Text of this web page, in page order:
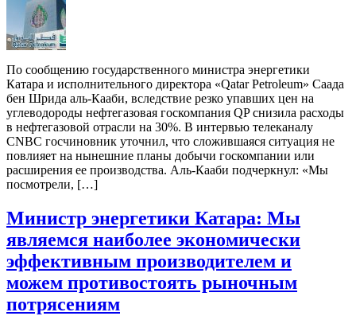
По сообщению государственного министра энергетики
Катара и исполнительного директора «Qatar Petroleum» Саада
бен Шрида аль-Кааби, вследствие резко упавших цен на
углеводороды нефтегазовая госкомпания QP снизила расходы
в нефтегазовой отрасли на 30%. В интервью телеканалу
CNBC госчиновник уточнил, что сложившаяся ситуация не
повлияет на нынешние планы добычи госкомпании или
расширения ее производства. Аль-Кааби подчеркнул: «Мы
посмотрели, […]
Министр энергетики Катара: Мы
являемся наиболее экономически
эффективным производителем и
можем противостоять рыночным
потрясениям